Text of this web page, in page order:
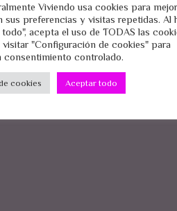
Viviendo usa cookies para
sus preferencias y visitas repetidas. Al
acepta el uso de TODAS las
visitar "Configuración de cookies" para
consentimiento controlado.
cookies Aceptar todo